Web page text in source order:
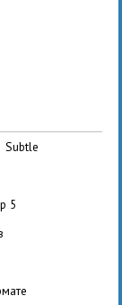
Subtle
5